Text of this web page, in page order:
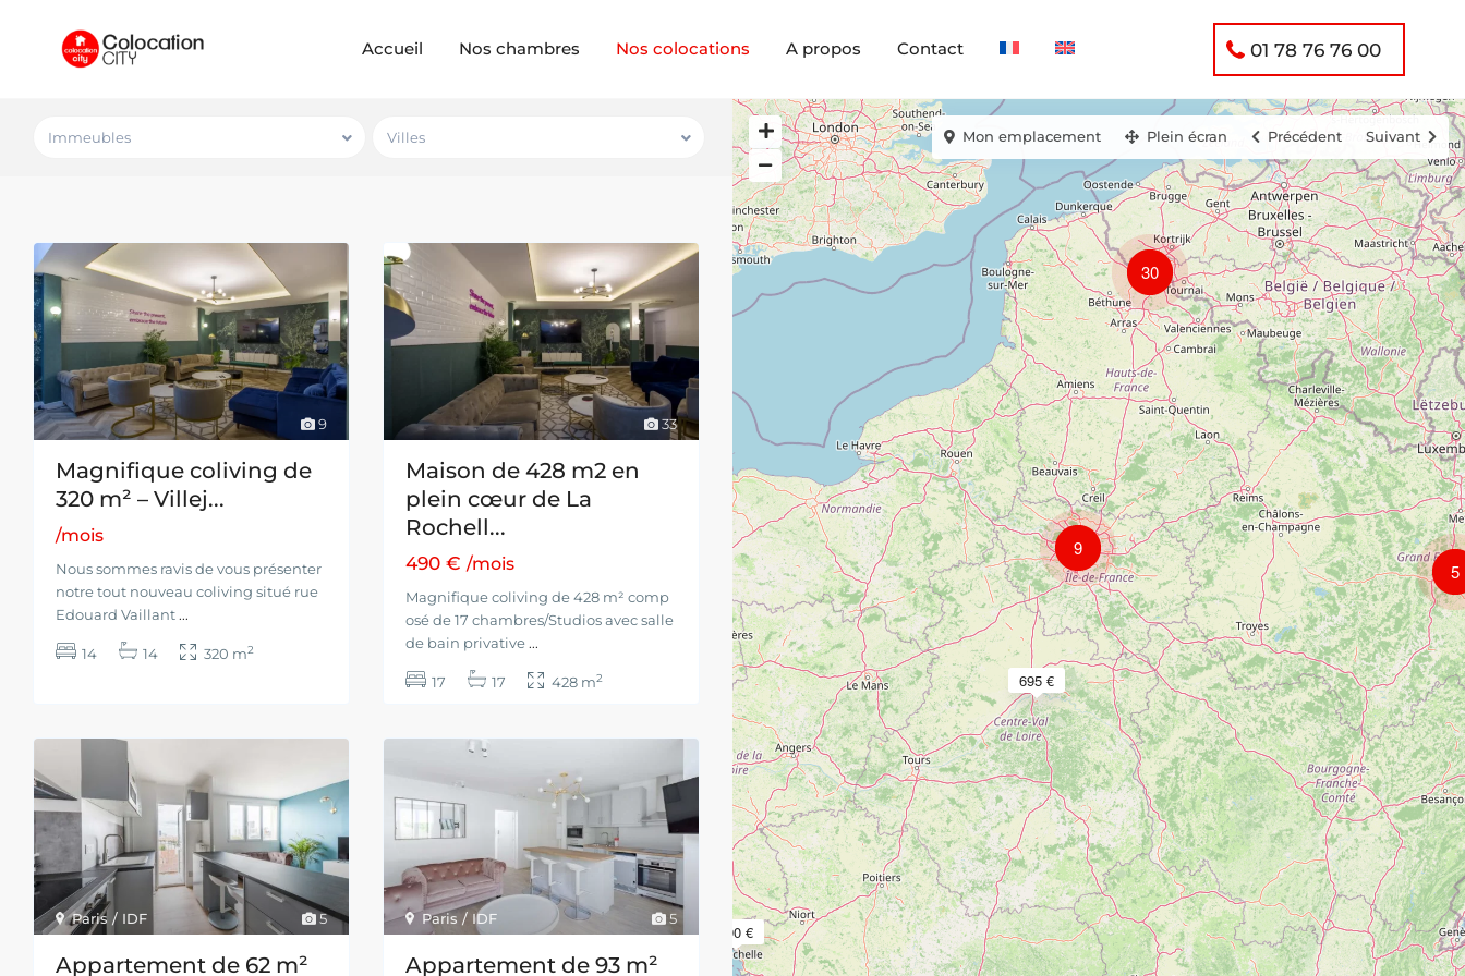
Accueil Nos chambres Nos colocations A propos Contact 01 78 76 76 00
5
30
9
490 €
695 €
Mon emplacement Plein écran Précédent Suivant
Immeubles Villes
9
Magnifique coliving de
320 m² – Villej...
/mois
Nous sommes ravis de vous présenter
notre tout nouveau coliving situé rue
Edouard Vaillant ...
14 14 320 m2
33
Maison de 428 m2 en
plein cœur de La
Rochell...
490 € /mois
Magnifique coliving de 428 m² comp
osé de 17 chambres/Studios avec salle
de bain privative ...
17 17 428 m2
5
Paris / IDF
Appartement de 62 m²
5
Paris / IDF
Appartement de 93 m²